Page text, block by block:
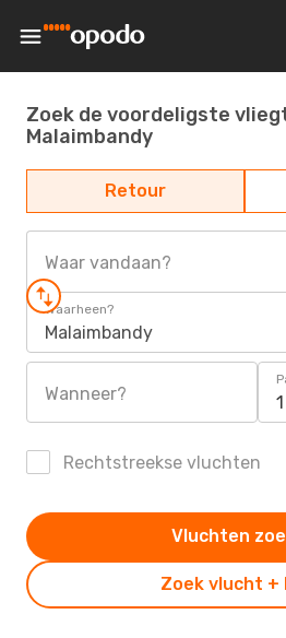
Zoek de voordeligste
Malaimbandy
Retour
Waar vandaan?
Waarheen?
Malaimbandy
Wanneer?
Rechtstreekse vluchten
Zoek vlucht +
Vluchten